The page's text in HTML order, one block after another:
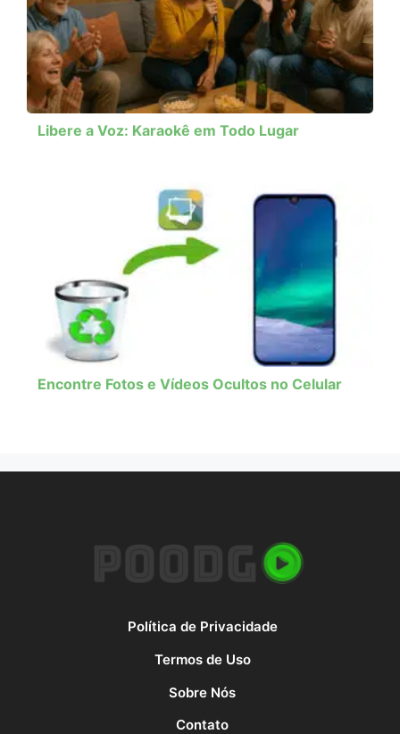
Libere a Voz: Karaokê em Todo Lugar
Encontre Fotos e Vídeos Ocultos no Celular
Política de Privacidade
Termos de Uso
Sobre Nós
Contato